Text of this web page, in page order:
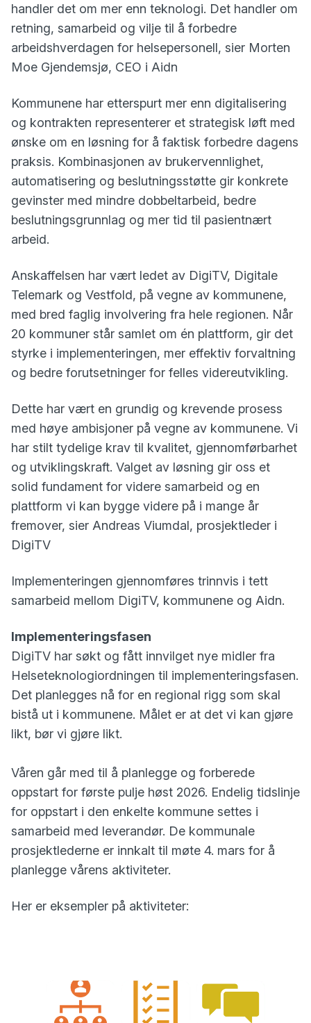
handler det om mer enn teknologi. Det handler om
retning, samarbeid og vilje til å forbedre
arbeidshverdagen for helsepersonell, sier Morten
Moe Gjendemsjø, CEO i Aidn
Kommunene har etterspurt mer enn digitalisering
og kontrakten representerer et strategisk løft med
ønske om en løsning for å faktisk forbedre dagens
praksis. Kombinasjonen av brukervennlighet,
automatisering og beslutningsstøtte gir konkrete
gevinster med mindre dobbeltarbeid, bedre
beslutningsgrunnlag og mer tid til pasientnært
arbeid.
Anskaffelsen har vært ledet av DigiTV, Digitale
Telemark og Vestfold, på vegne av kommunene,
med bred faglig involvering fra hele regionen. Når
20 kommuner står samlet om én plattform, gir det
styrke i implementeringen, mer effektiv forvaltning
og bedre forutsetninger for felles videreutvikling.
Dette har vært en grundig og krevende prosess
med høye ambisjoner på vegne av kommunene. Vi
har stilt tydelige krav til kvalitet, gjennomførbarhet
og utviklingskraft. Valget av løsning gir oss et
solid fundament for videre samarbeid og en
plattform vi kan bygge videre på i mange år
fremover, sier Andreas Viumdal, prosjektleder i
DigiTV
Implementeringen gjennomføres trinnvis i tett
samarbeid mellom DigiTV, kommunene og Aidn.
Implementeringsfasen
DigiTV har søkt og fått innvilget nye midler fra
Helseteknologiordningen til implementeringsfasen.
Det planlegges nå for en regional rigg som skal
bistå ut i kommunene. Målet er at det vi kan gjøre
likt, bør vi gjøre likt.
Våren går med til å planlegge og forberede
oppstart for første pulje høst 2026. Endelig tidslinje
for oppstart i den enkelte kommune settes i
samarbeid med leverandør. De kommunale
prosjektlederne er innkalt til møte 4. mars for å
planlegge vårens aktiviteter.
Her er eksempler på aktiviteter: